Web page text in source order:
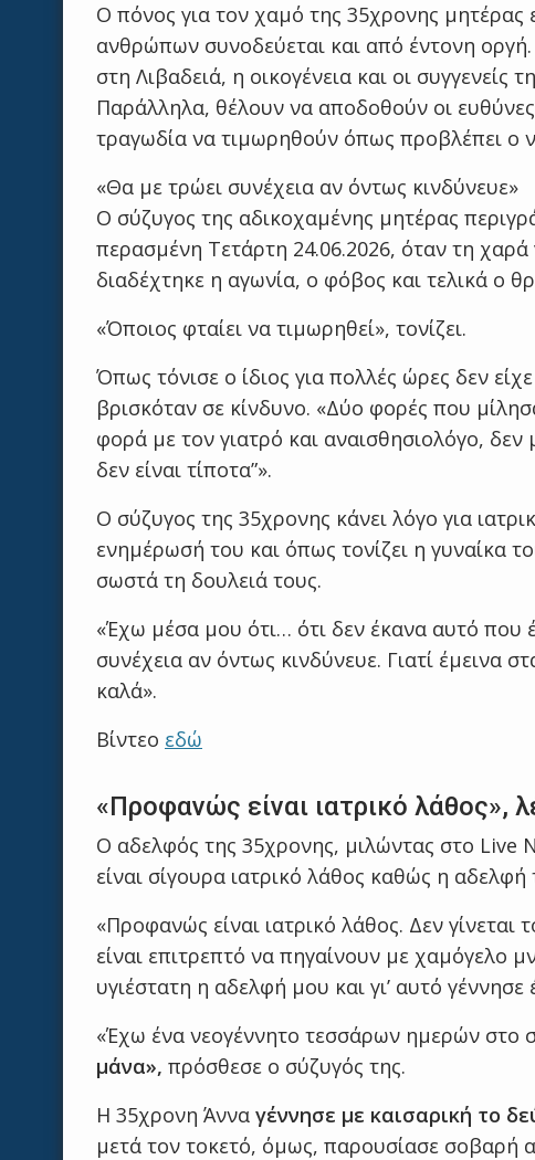
Ο πόνος για τον χαμό της 35χρονης μητέρας
ανθρώπων συνοδεύεται και από έντονη
στη Λιβαδειά, η οικογένεια και οι
Παράλληλα, θέλουν να αποδοθούν οι
τραγωδία να τιμωρηθούν όπως προβλέπει ο
«Θα με τρώει συνέχεια αν όντως κινδύνευε»
Ο σύζυγος της αδικοχαμένης μητέρας
περασμένη Τετάρτη 24.06.2026, όταν τη χαρά
διαδέχτηκε η αγωνία, ο φόβος και τελικά ο
«Όποιος φταίει να τιμωρηθεί», τονίζει.
Όπως τόνισε ο ίδιος για πολλές ώρες δεν
βρισκόταν σε κίνδυνο. «Δύο φορές που
φορά με τον γιατρό και αναισθησιολόγο, δεν
δεν είναι τίποτα”».
Ο σύζυγος της 35χρονης κάνει λόγο για
ενημέρωσή του και όπως τονίζει η γυναίκα
σωστά τη δουλειά τους.
«Έχω μέσα μου ότι… ότι δεν έκανα αυτό που
συνέχεια αν όντως κινδύνευε. Γιατί έμεινα
καλά».
Βίντεο εδώ
«Προφανώς είναι ιατρικό λάθος»,
Ο αδελφός της 35χρονης, μιλώντας στο Live
είναι σίγουρα ιατρικό λάθος καθώς η αδελφή
«Προφανώς είναι ιατρικό λάθος. Δεν γίνεται
είναι επιτρεπτό να πηγαίνουν με χαμόγελο
υγιέστατη η αδελφή μου και γι’ αυτό
«Έχω ένα νεογέννητο τεσσάρων ημερών στο
μάνα», πρόσθεσε ο σύζυγός της.
Η 35χρονη Άννα γέννησε με καισαρική το
μετά τον τοκετό, όμως, παρουσίασε σοβαρή